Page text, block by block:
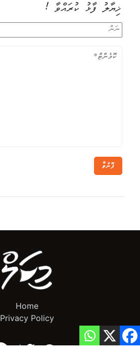
ޚިޔާލު ފާޅު ކުރައްވާ !
ފޮނުވާ
Home
Privacy Policy